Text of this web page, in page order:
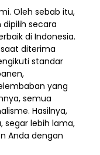
Oleh sebab itu,
secara
di Indonesia.
diterima
standar
yang
semua
Hasilnya,
segar lebih lama,
Anda dengan